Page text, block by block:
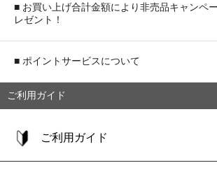
■ お買い上げ合計金額により非売品キャンペ
レゼント！
■ ポイントサービスについて
ご利用ガイド
ご利用ガイド